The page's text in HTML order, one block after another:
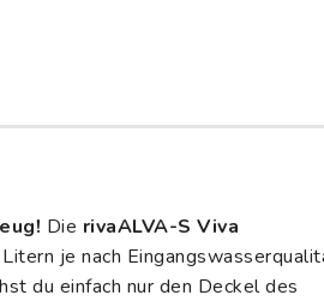
Die rivaALVA-S Viva
je nach
du einfach nur den Deckel des